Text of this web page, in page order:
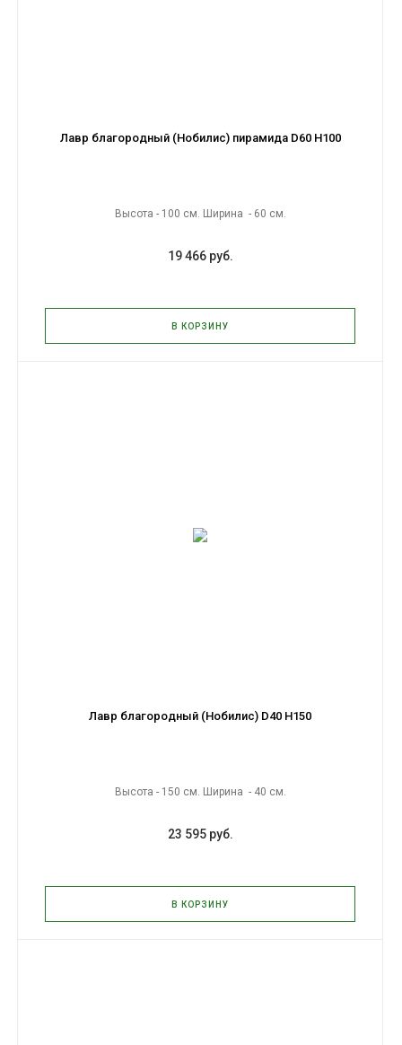
Лавр благородный (Нобилис) пирамида D60 H100
Высота - 100 см. Ширина - 60 см.
19 466 руб.
В КОРЗИНУ
Лавр благородный (Нобилис) D40 H150
Высота - 150 см. Ширина - 40 см.
23 595 руб.
В КОРЗИНУ